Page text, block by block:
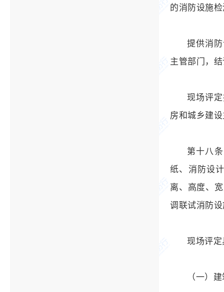
的消防设施
提供消
主管部门，
现场评
房和城乡建
第十八
纸、消防设
离、高度、
调联试消防
现场评
（一）